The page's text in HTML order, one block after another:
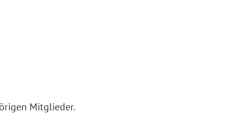
Mitglieder.